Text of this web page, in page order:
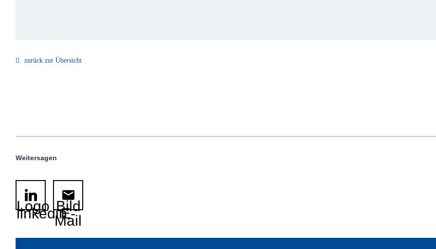
zurück zur Übersicht
Weitersagen
Logo
linkedinBild
E-
Mail